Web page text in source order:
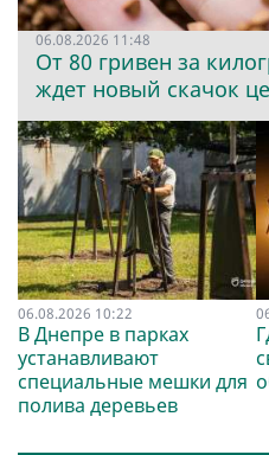
06.08.2026 11:48
От 80 гривен за
ждет новый скачок
06.08.2026 10:22
В Днепре в парках
устанавливают
специальные мешки для
полива деревьев